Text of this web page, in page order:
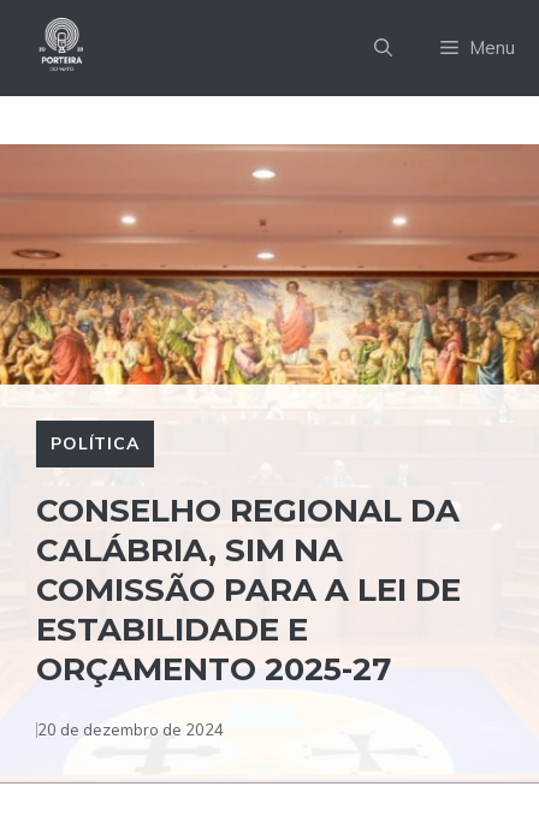
Menu
POLÍTICA
CONSELHO REGIONAL DA
CALÁBRIA, SIM NA
COMISSÃO PARA A LEI DE
ESTABILIDADE E
ORÇAMENTO 2025-27
20 de dezembro de 2024